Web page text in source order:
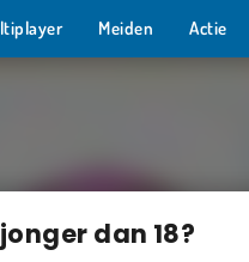
dan 18?
Meiden Actie